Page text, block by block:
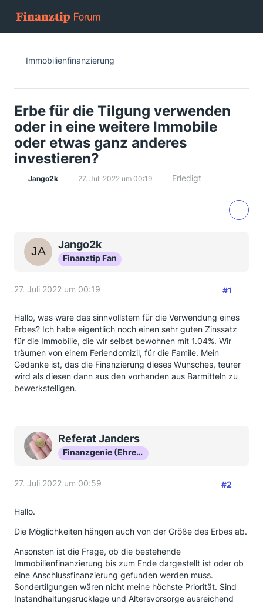
Immobilienfinanzierung
Erbe für die Tilgung verwenden
oder in eine weitere Immobile
oder etwas ganz anderes
investieren?
Jango2k 27. Juli 2022 um 00:19 Erledigt
Jango2k
Finanztip Fan
27. Juli 2022 um 00:19 #1
Hallo, was wäre das sinnvollstem für die Verwendung eines
Erbes? Ich habe eigentlich noch einen sehr guten Zinssatz
für die Immobilie, die wir selbst bewohnen mit 1.04%. Wir
träumen von einem Feriendomizil, für die Famile. Mein
Gedanke ist, das die Finanzierung dieses Wunsches, teurer
wird als diesen dann aus den vorhanden aus Barmitteln zu
bewerkstelligen.
Referat Janders
Finanzgenie (Ehrenmitglied)
27. Juli 2022 um 00:59 #2
Hallo.
Die Möglichkeiten hängen auch von der Größe des Erbes ab.
Ansonsten ist die Frage, ob die bestehende
Immobilienfinanzierung bis zum Ende dargestellt ist oder ob
eine Anschlussfinanzierung gefunden werden muss.
Sondertilgungen wären nicht meine höchste Priorität. Sind
Instandhaltungsrücklage und Altersvorsorge ausreichend